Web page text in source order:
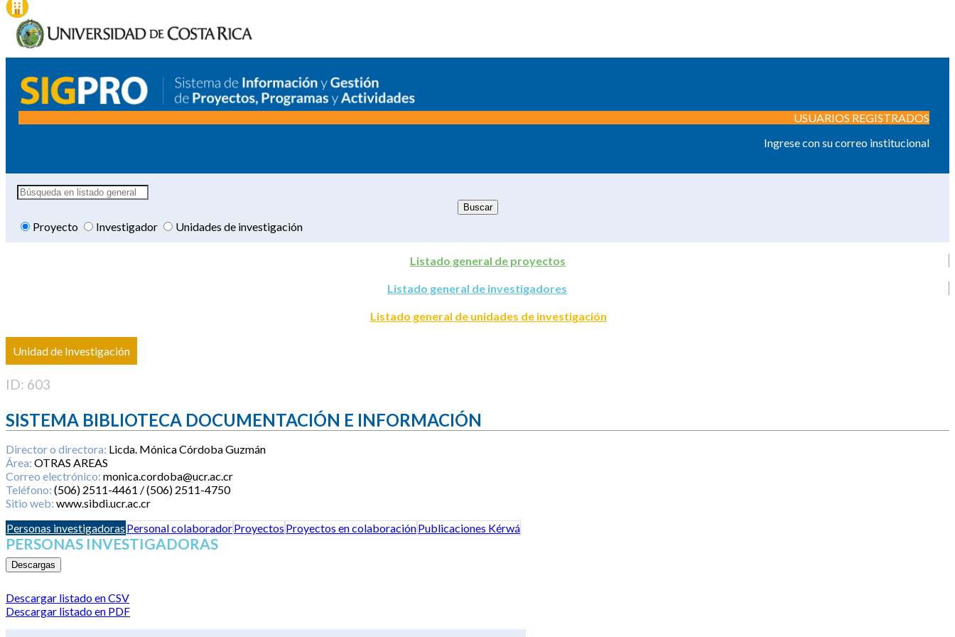
USUARIOS REGISTRADOS
Ingrese con su correo institucional
Proyecto Investigador Unidades de investigación
Listado general de proyectos
Listado general de investigadores
Listado general de unidades de investigación
Unidad de Investigación
ID: 603
SISTEMA BIBLIOTECA DOCUMENTACIÓN E INFORMACIÓN
Director o directora: Licda. Mónica Córdoba Guzmán
Área: OTRAS AREAS
Correo electrónico: monica.cordoba@ucr.ac.cr
Teléfono: (506) 2511-4461 / (506) 2511-4750
Sitio web: www.sibdi.ucr.ac.cr
Personas investigadoras Personal colaboradorProyectos Proyectos en colaboraciónPublicaciones Kérwá
PERSONAS INVESTIGADORAS
Descargas
Descargar listado en CSV
Descargar listado en PDF